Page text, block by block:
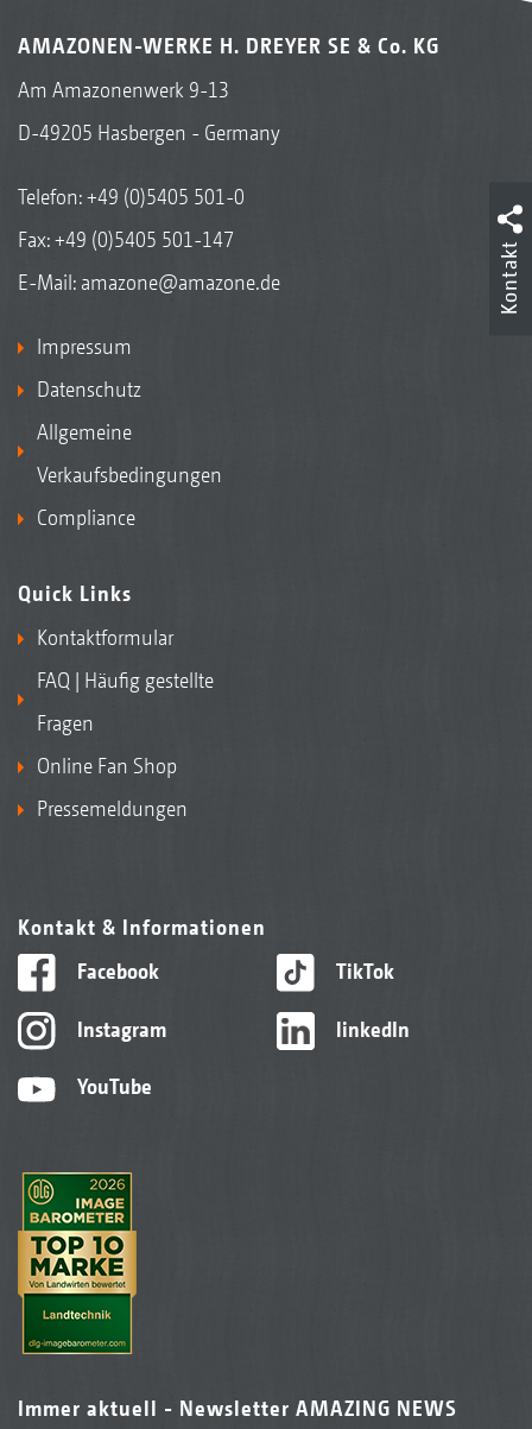
AMAZONEN-WERKE H. DREYER SE & Co. KG
Am Amazonenwerk 9-13
D-49205 Hasbergen - Germany
Telefon:+49 (0)5405 501-0
Fax: +49 (0)5405 501-147
E-Mail: amazone@amazone.de
Impressum
Datenschutz
Allgemeine
Verkaufsbedingungen
Compliance
Quick Links
Kontaktformular
FAQ | Häufig gestellte
Fragen
Online Fan Shop
Pressemeldungen
Kontakt & Informationen
Facebook
Instagram
YouTube
TikTok
linkedIn
Immer aktuell - Newsletter AMAZING NEWS
Kontakt